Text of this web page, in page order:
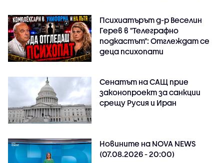
Психиатърът д-р Веселин
Герев в "Телеграфно
подкастът": Отглеждат се
деца психопати
Сенатът на САЩ прие
законопроект за санкции
срещу Русия и Иран
Новините на NOVA NEWS
(07.08.2026 - 20:00)